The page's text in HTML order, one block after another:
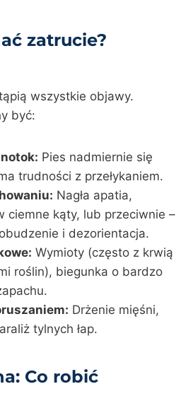
zatrucie?
wszystkie objawy.
być:
Pies nadmiernie się
trudności z przełykaniem.
Nagła apatia,
ciemne kąty, lub przeciwnie –
i dezorientacja.
Wymioty (często z krwią
roślin), biegunka o bardzo
Drżenie mięśni,
tylnych łap.
Co robić